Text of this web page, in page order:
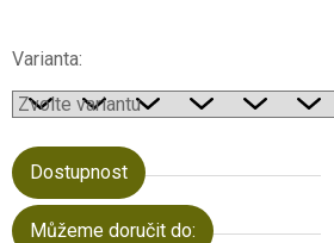
Varianta:
Dostupnost
Můžeme doručit do: